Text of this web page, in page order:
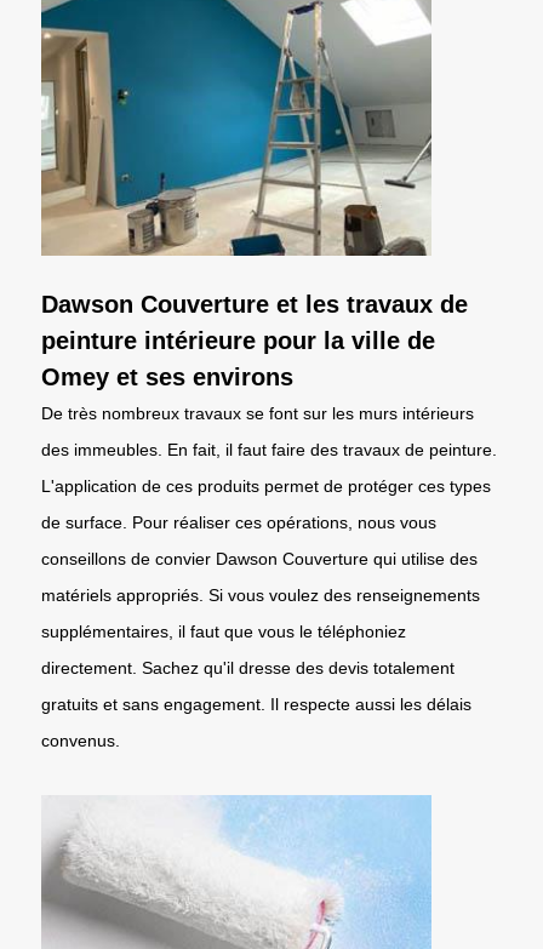
Dawson Couverture et les travaux de
peinture intérieure pour la ville de
Omey et ses environs
De très nombreux travaux se font sur les murs intérieurs
des immeubles. En fait, il faut faire des travaux de peinture.
L'application de ces produits permet de protéger ces types
de surface. Pour réaliser ces opérations, nous vous
conseillons de convier Dawson Couverture qui utilise des
matériels appropriés. Si vous voulez des renseignements
supplémentaires, il faut que vous le téléphoniez
directement. Sachez qu'il dresse des devis totalement
gratuits et sans engagement. Il respecte aussi les délais
convenus.